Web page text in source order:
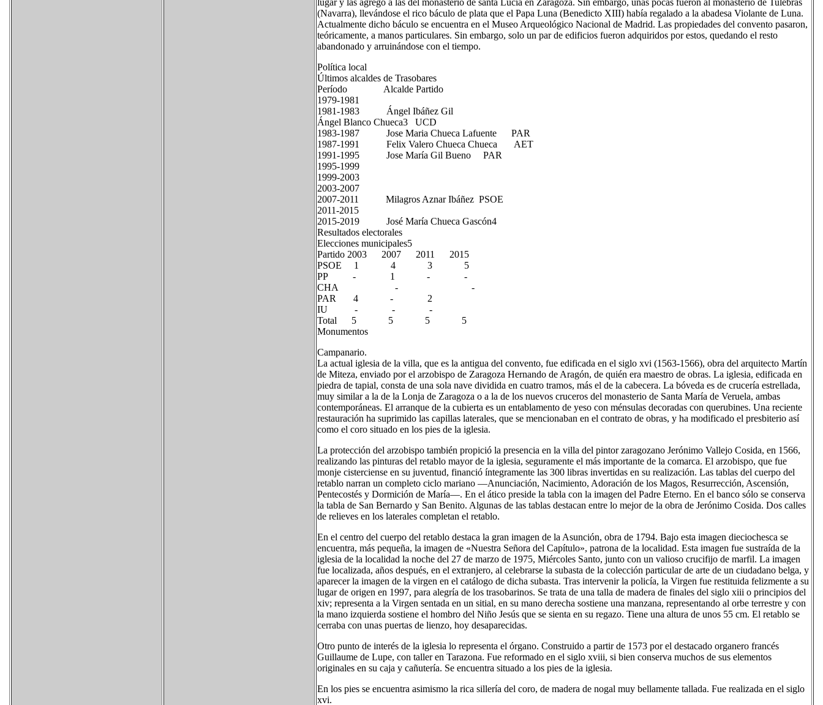
lugar y las agregó a las del monasterio de santa Lucía en Zaragoza. Sin embargo, unas pocas fueron al monasterio de Tulebras
(Navarra), llevándose el rico báculo de plata que el Papa Luna (Benedicto XIII) había regalado a la abadesa Violante de Luna.
Actualmente dicho báculo se encuentra en el Museo Arqueológico Nacional de Madrid. Las propiedades del convento pasaron,
teóricamente, a manos particulares. Sin embargo, solo un par de edificios fueron adquiridos por estos, quedando el resto
abandonado y arruinándose con el tiempo.
Política local
Últimos alcaldes de Trasobares
Período Alcalde Partido
1979-1981
1981-1983 Ángel Ibáñez Gil
Ángel Blanco Chueca3​ UCD
1983-1987 Jose Maria Chueca Lafuente PAR
1987-1991 Felix Valero Chueca Chueca AET
1991-1995 Jose María Gil Bueno PAR
1995-1999
1999-2003
2003-2007
2007-2011 Milagros Aznar Ibáñez PSOE
2011-2015
2015-2019 José María Chueca Gascón4​
Resultados electorales
Elecciones municipales5​
Partido 2003 2007 2011 2015
PSOE 1 4 3 5
PP - 1 - -
CHA - -
PAR 4 - 2
IU - - -
Total 5 5 5 5
Monumentos
Campanario.
La actual iglesia de la villa, que es la antigua del convento, fue edificada en el siglo xvi (1563-1566), obra del arquitecto Martín
de Miteza, enviado por el arzobispo de Zaragoza Hernando de Aragón, de quién era maestro de obras. La iglesia, edificada en
piedra de tapial, consta de una sola nave dividida en cuatro tramos, más el de la cabecera. La bóveda es de crucería estrellada,
muy similar a la de la Lonja de Zaragoza o a la de los nuevos cruceros del monasterio de Santa María de Veruela, ambas
contemporáneas. El arranque de la cubierta es un entablamento de yeso con ménsulas decoradas con querubines. Una reciente
restauración ha suprimido las capillas laterales, que se mencionaban en el contrato de obras, y ha modificado el presbiterio así
como el coro situado en los pies de la iglesia.
La protección del arzobispo también propició la presencia en la villa del pintor zaragozano Jerónimo Vallejo Cosida, en 1566,
realizando las pinturas del retablo mayor de la iglesia, seguramente el más importante de la comarca. El arzobispo, que fue
monje cisterciense en su juventud, financió íntegramente las 300 libras invertidas en su realización. Las tablas del cuerpo del
retablo narran un completo ciclo mariano —Anunciación, Nacimiento, Adoración de los Magos, Resurrección, Ascensión,
Pentecostés y Dormición de María—. En el ático preside la tabla con la imagen del Padre Eterno. En el banco sólo se conserva
la tabla de San Bernardo y San Benito. Algunas de las tablas destacan entre lo mejor de la obra de Jerónimo Cosida. Dos calles
de relieves en los laterales completan el retablo.
En el centro del cuerpo del retablo destaca la gran imagen de la Asunción, obra de 1794. Bajo esta imagen dieciochesca se
encuentra, más pequeña, la imagen de «Nuestra Señora del Capítulo», patrona de la localidad. Esta imagen fue sustraída de la
iglesia de la localidad la noche del 27 de marzo de 1975, Miércoles Santo, junto con un valioso crucifijo de marfil. La imagen
fue localizada, años después, en el extranjero, al celebrarse la subasta de la colección particular de arte de un ciudadano belga, y
aparecer la imagen de la virgen en el catálogo de dicha subasta. Tras intervenir la policía, la Virgen fue restituida felizmente a su
lugar de origen en 1997, para alegría de los trasobarinos. Se trata de una talla de madera de finales del siglo xiii o principios del
xiv; representa a la Virgen sentada en un sitial, en su mano derecha sostiene una manzana, representando al orbe terrestre y con
la mano izquierda sostiene el hombro del Niño Jesús que se sienta en su regazo. Tiene una altura de unos 55 cm. El retablo se
cerraba con unas puertas de lienzo, hoy desaparecidas.
Otro punto de interés de la iglesia lo representa el órgano. Construido a partir de 1573 por el destacado organero francés
Guillaume de Lupe, con taller en Tarazona. Fue reformado en el siglo xviii, si bien conserva muchos de sus elementos
originales en su caja y cañutería. Se encuentra situado a los pies de la iglesia.
En los pies se encuentra asimismo la rica sillería del coro, de madera de nogal muy bellamente tallada. Fue realizada en el siglo
xvi.